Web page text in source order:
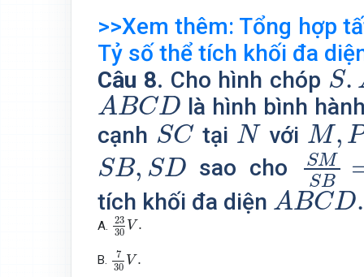
>>Xem thêm: Tổng hợp
Tỷ số thể tích khối đa
Câu 8. Cho hình chóp S.
S.
ABCD
ABCD là hình bình
cạnh SC
SC tại N
N với M, P
M,P
SB, SD
SB, D sao cho SM
SB
SMSB
tích khối đa diện ABCD.
A BCD.M
A.
23
30 V.
2330 V.
B.
7
30 V.
730V